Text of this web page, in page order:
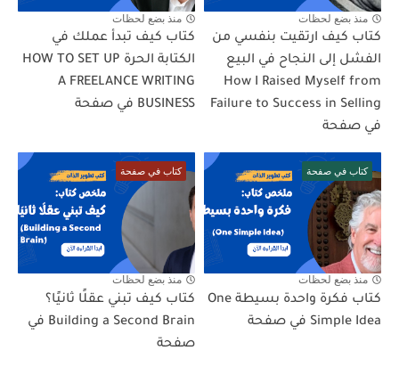
منذ بضع لحظات
كتاب كيف ارتقيت بنفسي من
الفشل إلى النجاح في البيع
How I Raised Myself from
Failure to Success in Selling
في صفحة
منذ بضع لحظات
كتاب كيف تبدأ عملك في
الكتابة الحرة HOW TO SET UP
A FREELANCE WRITING
BUSINESS في صفحة
كتاب في صفحة
منذ بضع لحظات
كتاب فكرة واحدة بسيطة One
Simple Idea في صفحة
كتاب في صفحة
منذ بضع لحظات
كتاب كيف تبني عقلًا ثانيًا؟
Building a Second Brain في
صفحة